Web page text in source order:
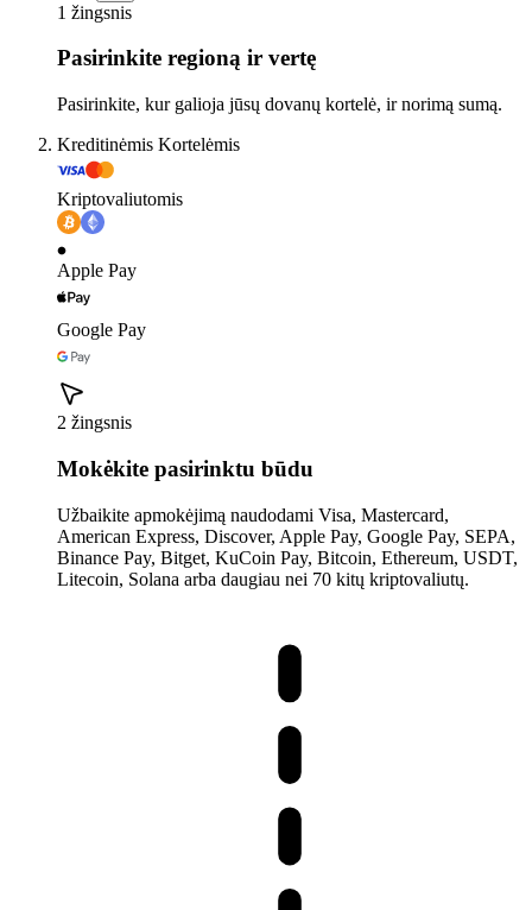
1 žingsnis
Pasirinkite regioną ir vertę
Pasirinkite, kur galioja jūsų dovanų kortelė, ir norimą sumą.
Kreditinėmis Kortelėmis
Kriptovaliutomis
Apple Pay
Google Pay
2 žingsnis
Mokėkite pasirinktu būdu
Užbaikite apmokėjimą naudodami Visa, Mastercard,
American Express, Discover, Apple Pay, Google Pay, SEPA,
Binance Pay, Bitget, KuCoin Pay, Bitcoin, Ethereum, USDT,
Litecoin, Solana arba daugiau nei 70 kitų kriptovaliutų.